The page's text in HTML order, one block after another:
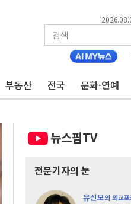
부동산 전국 문화·연예
뉴스핌TV
전문기자의 눈
유신모의 외교